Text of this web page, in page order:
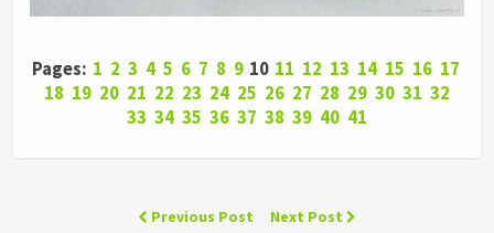
Pages: 1 2 3 4 5 6 7 8 9 10 11 12 13 14 15 16 17
18 19 20 21 22 23 24 25 26 27 28 29 30 31 32
33 34 35 36 37 38 39 40 41
Previous Post Next Post